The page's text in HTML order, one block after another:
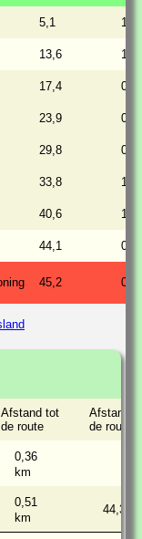
5,1 1,1
13,6
17,4
23,9
29,8
33,8
40,6
44,1
45,2
Afstand tot
de route
Afstand
de route
0,36
km
0,51
km
44,3